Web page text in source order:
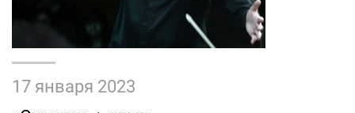
17 января 2023